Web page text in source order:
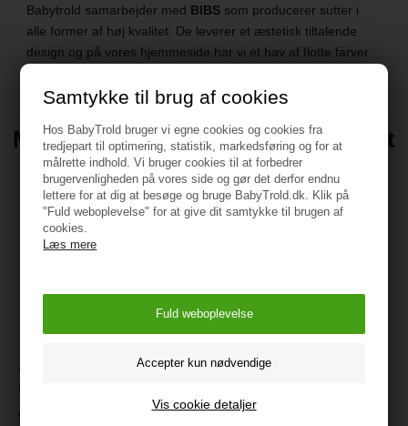
Samtykke til brug af cookies
Hos BabyTrold bruger vi egne cookies og cookies fra
tredjepart til optimering, statistik, markedsføring og for at
målrette indhold. Vi bruger cookies til at forbedrer
brugervenligheden på vores side og gør det derfor endnu
lettere for at dig at besøge og bruge BabyTrold.dk. Klik på
"Fuld weboplevelse" for at give dit samtykke til brugen af
cookies.
Læs mere
Vis cookie detaljer
Babytrold samarbejder med BIBSsom producerer sutter i
alle former af høj kvalitet. De leverer et æstetisk tiltalende
design og på vores hjemmeside har vi et hav af flotte farver
Måske du kunne være interesseret
i disse produkter
JaBaDaBaDo Suttesnor,
Elefant
99 kr.